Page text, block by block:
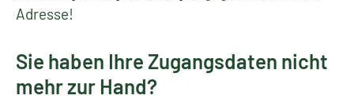
Adresse!
Sie haben Ihre Zugangsdaten nicht
mehr zur Hand?